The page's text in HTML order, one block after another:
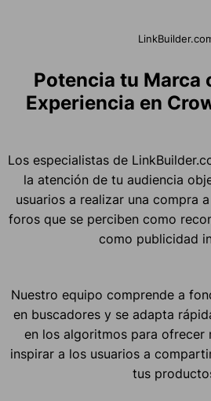
Potencia tu Marca
Experiencia en
Los especialistas de
la atención de tu audiencia
usuarios a realizar una compra
foros que se perciben como
como publicidad
Nuestro equipo comprende a
en buscadores y se adapta
en los algoritmos para ofrecer
inspirar a los usuarios a
tus